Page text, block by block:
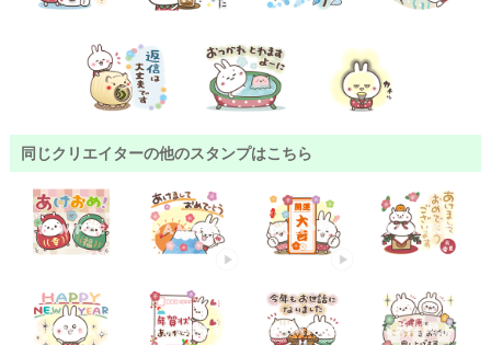
同じクリエイターの他のスタンプはこちら